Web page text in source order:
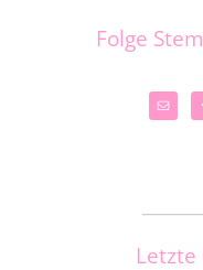
Folge
Letzte